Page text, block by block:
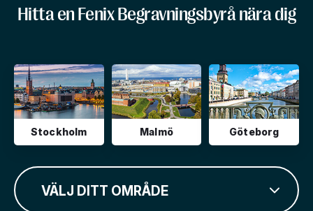
Hitta en Fenix Begravningsbyrå nära dig
Stockholm Malmö Göteborg
VÄLJ DITT OMRÅDE